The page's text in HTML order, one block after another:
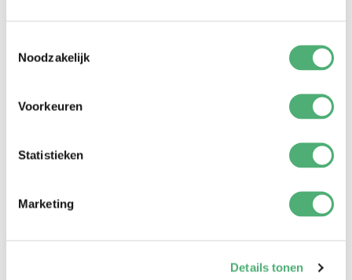
Noodzakelijk
Voorkeuren
Statistieken
Marketing
Details tonen
Leopardo della sabbia